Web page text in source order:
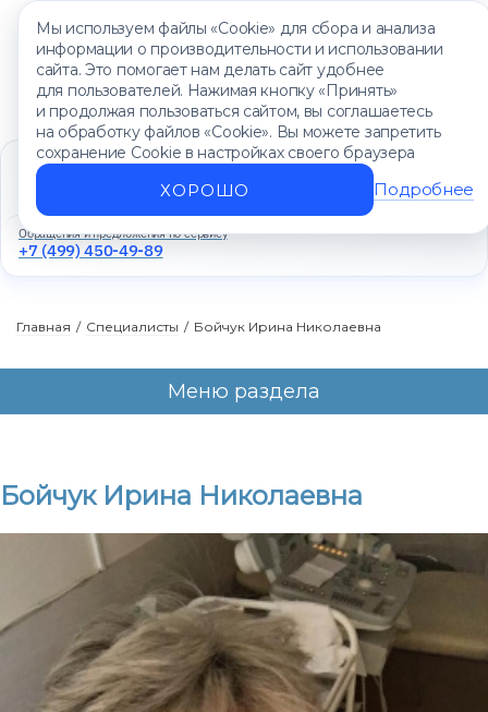
Мы используем файлы «Cookie» для сбора и анализа
информации о производительности и использовании
сайта. Это помогает нам делать сайт удобнее
для пользователей. Нажимая кнопку «Принять»
и продолжая пользоваться сайтом, вы соглашаетесь
на обработку файлов «Cookie». Вы можете запретить
сохранение Cookie в настройках своего браузера
ХОРОШО Подробнее
Единый контакт-центр
+7 (499) 450-88-89
Ежедневно с 8:00 до 20:00
Обращения и предложения по сервису
+7 (499) 450-49-89
Главная / Специалисты / Бойчук Ирина Николаевна
Бойчук Ирина Николаевна
Меню раздела